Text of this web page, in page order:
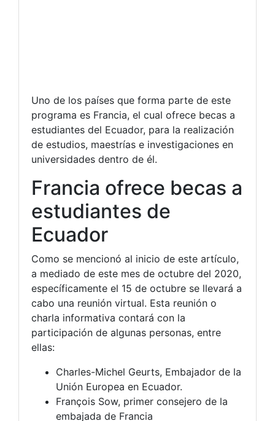
Uno de los países que forma parte de este
programa es Francia, el cual ofrece becas a
estudiantes del Ecuador, para la realización
de estudios, maestrías e investigaciones en
universidades dentro de él.
Francia ofrece becas a
estudiantes de
Ecuador
Como se mencionó al inicio de este artículo,
a mediado de este mes de octubre del 2020,
específicamente el 15 de octubre se llevará a
cabo una reunión virtual. Esta reunión o
charla informativa contará con la
participación de algunas personas, entre
ellas:
Charles-Michel Geurts, Embajador de la
Unión Europea en Ecuador.
François Sow, primer consejero de la
embajada de Francia